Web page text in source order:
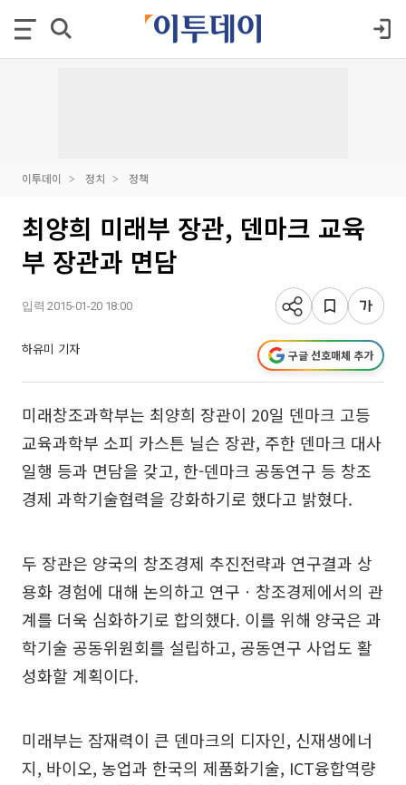
이투데이 정치 정책
최양희 미래부 장관, 덴마크 교육
부 장관과 면담
입력 2015-01-20 18:00
하유미 기자 구글 선호매체 추가
미래창조과학부는 최양희 장관이 20일 덴마크 고등
교육과학부 소피 카스튼 닐슨 장관, 주한 덴마크 대사
일행 등과 면담을 갖고, 한-덴마크 공동연구 등 창조
경제 과학기술협력을 강화하기로 했다고 밝혔다.
두 장관은 양국의 창조경제 추진전략과 연구결과 상
용화 경험에 대해 논의하고 연구ㆍ창조경제에서의 관
계를 더욱 심화하기로 합의했다. 이를 위해 양국은 과
학기술 공동위원회를 설립하고, 공동연구 사업도 활
성화할 계획이다.
미래부는 잠재력이 큰 덴마크의 디자인, 신재생에너
지, 바이오, 농업과 한국의 제품화기술, ICT융합역량